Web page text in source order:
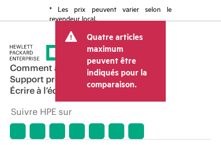
* Les prix peuvent varier selon le
revendeur local.
Quatre articles
maximum
peuvent être
indiqués pour la
comparaison.
Comment acheter
Support produit
Écrire à l’équipe commerciale
Suivre HPE sur